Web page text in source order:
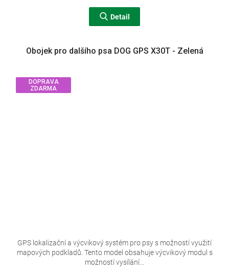
Detail
DOPRAVA
ZDARMA
Obojek pro dalšího psa DOG GPS X30T - Zelená
GPS lokalizační a výcvikový systém pro psy s možností využití
mapových podkladů. Tento model obsahuje výcvikový modul s
možností vysílání...